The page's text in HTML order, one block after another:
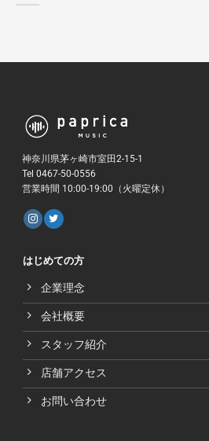
神奈川県茅ヶ崎市室田2-15-1
Tel 0467-50-0556
営業時間 10:00-19:00（火曜定休）
はじめての方
企業理念
会社概要
スタッフ紹介
店舗アクセス
お問い合わせ